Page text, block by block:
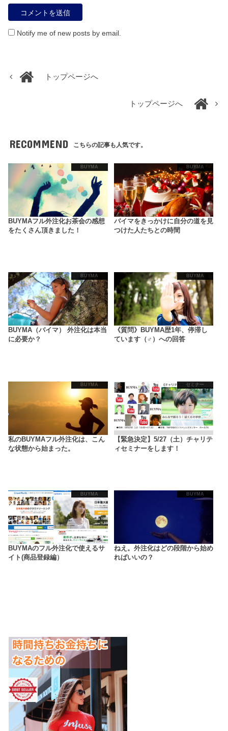
Notify me of new posts by email.
トップページへ
トップページへ
RECOMMEND こちらの記事も人気です。
BUYMA
BUYMAフル外注化お茶会の感想
をたくさん頂きました！
BUYMA
バイマをきっかけに自分の道を見
つけた人たちとの時間
BUYMA
BUYMA（バイマ） 外注化は本当
に必要か？
BUYMA
《質問》BUYMA歴1年、停滞し
ています（♂）への回答
BUYMA
私のBUYMAフル外注化は、こん
な状態から始まった。
セミナー
【緊急決定】5/27（土）チャリテ
ィセミナーをします！
BUYMA
BUYMAのフル外注化で使えるサ
イト(商品登録編）
BUYMA
ねえ。外注化はどの段階から始め
ればいいの？